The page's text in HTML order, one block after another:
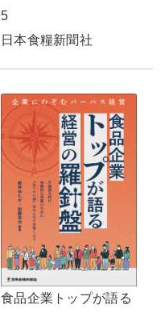
5
日本食糧新聞社
食品企業トップが語る